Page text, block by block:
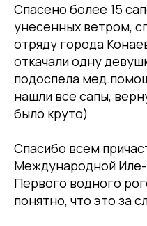
Спасено более 15
унесенных ветром,
отряду города
откачали одну
подоспела
нашли все сапы,
было круто)
Спасибо всем
Международной
Первого водного
понятно, что это за